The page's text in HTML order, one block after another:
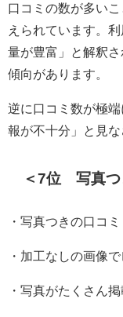
口コミの数が多い
えられています。
量が豊富」と解釈
傾向があります。
逆に口コミ数が極
報が不十分」と見な
＜7位 写真つ
・写真つきの口コミ
・加工なしの画像
・写真がたくさん